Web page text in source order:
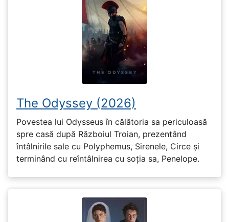
The Odyssey (2026)
Povestea lui Odysseus în călătoria sa periculoasă
spre casă după Războiul Troian, prezentând
întâlnirile sale cu Polyphemus, Sirenele, Circe și
terminând cu reîntâlnirea cu soția sa, Penelope.